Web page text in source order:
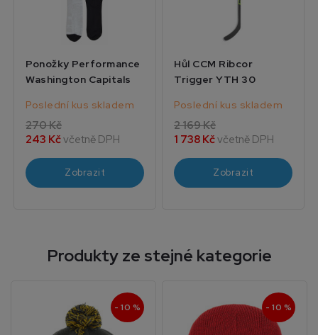
Ponožky Performance
Washington Capitals
Poslední kus skladem
270 Kč
243 Kčvčetně DPH
Zobrazit
Hůl CCM Ribcor
Trigger YTH 30
Poslední kus skladem
2 169 Kč
1 738 Kčvčetně DPH
Zobrazit
Produkty ze stejné kategorie
- 10 % - 10 %